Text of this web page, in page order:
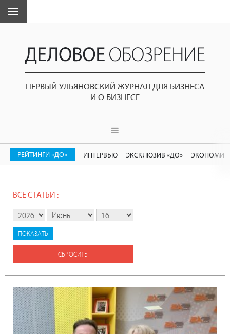
ПЕРВЫЙ УЛЬЯНОВСКИЙ ЖУРНАЛ ДЛЯ БИЗНЕСА
И О БИЗНЕСЕ
РЕЙТИНГИ «ДО» ИНТЕРВЬЮ ЭКСКЛЮЗИВ «ДО»
ВСЕ СТАТЬИ :
СБРОСИТЬ